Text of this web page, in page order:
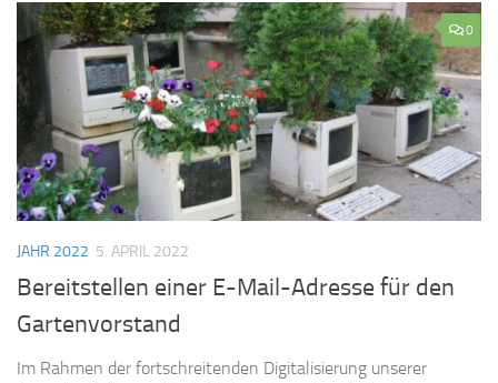
0
JAHR 2022 5. APRIL 2022
Bereitstellen einer E-Mail-Adresse für den
Gartenvorstand
Im Rahmen der fortschreitenden Digitalisierung unserer